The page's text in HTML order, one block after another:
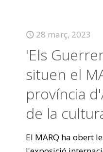
28 març, 2023
'Els
situen el
província
de la
El MARQ ha obert